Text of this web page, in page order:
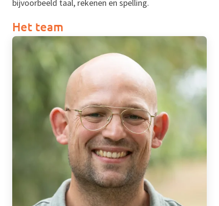
bijvoorbeeld taal, rekenen en spelling.
Het team